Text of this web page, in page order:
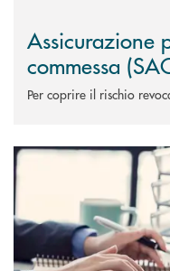
Assicurazione
commessa
Per coprire il rischio
Scopri di più Assicurazione